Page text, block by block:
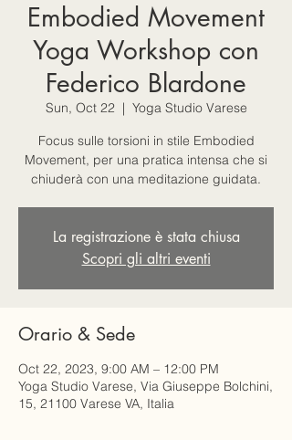
Embodied Movement
Yoga Workshop con
Federico Blardone
Sun, Oct 22
  |
Yoga Studio Varese
Focus sulle torsioni in stile Embodied
Movement, per una pratica intensa che si
chiuderà con una meditazione guidata.
La registrazione è stata chiusa
Scopri gli altri eventi
Orario & Sede
Oct 22, 2023, 9:00 AM – 12:00 PM
Yoga Studio Varese, Via Giuseppe Bolchini,
15, 21100 Varese VA, Italia